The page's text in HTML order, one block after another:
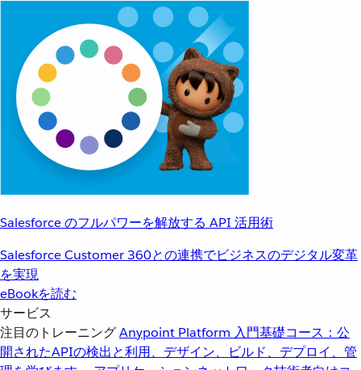
Salesforce のフルパワーを解放する API 活用術
Salesforce Customer 360との連携でビジネスのデジタル変革
を実現
eBookを読む
サービス
注目のトレーニングAnypoint Platform 入門基礎コース：公
開されたAPIの検出と利用、デザイン、ビルド、デプロイ、管